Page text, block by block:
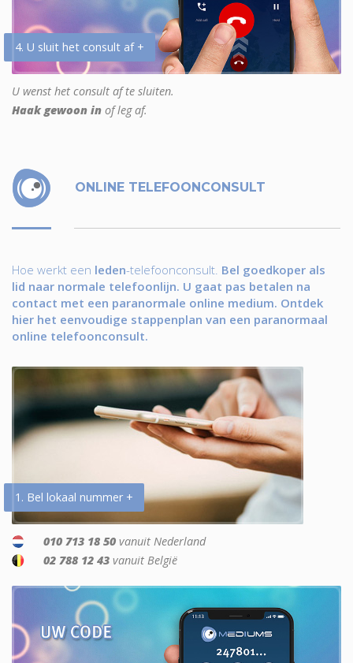
4. U sluit het consult af +
U wenst het consult af te sluiten.
Haak gewoon in of leg af.
ONLINE TELEFOONCONSULT
Hoe werkt een leden-telefoonconsult. Bel goedkoper als
lid naar normale telefoonlijn. U gaat pas betalen na
contact met een paranormale online medium. Ontdek
hier het eenvoudige stappenplan van een paranormaal
online telefoonconsult.
1. Bel lokaal nummer +
010 713 18 50 vanuit Nederland
02 788 12 43 vanuit België